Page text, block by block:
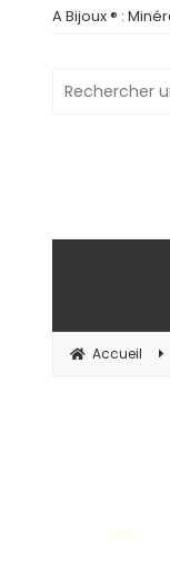
A Bijoux ® :
Accueil